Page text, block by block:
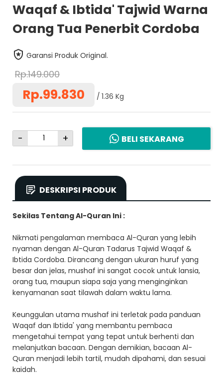
Waqaf & Ibtida' Tajwid Warna
Orang Tua Penerbit Cordoba
Garansi Produk Original.
Rp.149.000
Rp.99.830 1.36 Kg
- + BELI SEKARANG
DESKRIPSI PRODUK
Sekilas Tentang Al-Quran Ini :
Nikmati pengalaman membaca Al-Quran yang lebih
nyaman dengan Al-Quran Tadarus Tajwid Waqaf &
Ibtida Cordoba. Dirancang dengan ukuran huruf yang
besar dan jelas, mushaf ini sangat cocok untuk lansia,
orang tua, maupun siapa saja yang menginginkan
kenyamanan saat tilawah dalam waktu lama.
Keunggulan utama mushaf ini terletak pada panduan
Waqaf dan Ibtida' yang membantu pembaca
mengetahui tempat yang tepat untuk berhenti dan
melanjutkan bacaan. Dengan demikian, bacaan Al-
Quran menjadi lebih tartil, mudah dipahami, dan sesuai
kaidah.